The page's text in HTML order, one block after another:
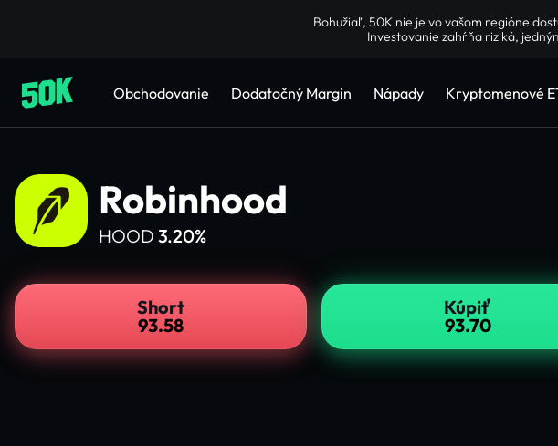
Bohužiaľ, 50K nie je vo vašom regióne
Investovanie zahŕňa riziká,
Obchodovanie Dodatočný Margin Nápady Kryptomenové
Robinhood
HOOD 3.20%
Short
93.58
Kúpiť
93.70